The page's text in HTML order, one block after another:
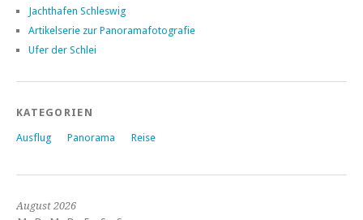
Jachthafen Schleswig
Artikelserie zur Panoramafotografie
Ufer der Schlei
KATEGORIEN
Ausflug Panorama Reise
August 2026